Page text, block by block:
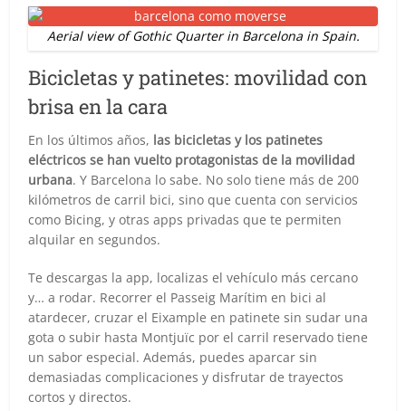
Aerial view of Gothic Quarter in Barcelona in Spain.
Bicicletas y patinetes: movilidad con
brisa en la cara
En los últimos años, las bicicletas y los patinetes
eléctricos se han vuelto protagonistas de la movilidad
urbana. Y Barcelona lo sabe. No solo tiene más de 200
kilómetros de carril bici, sino que cuenta con servicios
como Bicing, y otras apps privadas que te permiten
alquilar en segundos.
Te descargas la app, localizas el vehículo más cercano
y… a rodar. Recorrer el Passeig Marítim en bici al
atardecer, cruzar el Eixample en patinete sin sudar una
gota o subir hasta Montjuïc por el carril reservado tiene
un sabor especial. Además, puedes aparcar sin
demasiadas complicaciones y disfrutar de trayectos
cortos y directos.